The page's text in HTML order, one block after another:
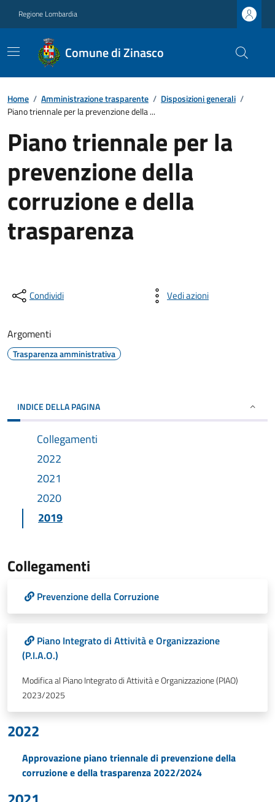
Regione Lombardia
Comune di Zinasco
Home / Amministrazione trasparente / Disposizioni generali /
Piano triennale per la prevenzione della ...
Piano triennale per la
prevenzione della
corruzione e della
trasparenza
Condividi Vedi azioni
Argomenti
Trasparenza amministrativa
INDICE DELLA PAGINA
Collegamenti
2022
2021
2020
2019
Collegamenti
Prevenzione della Corruzione
Piano Integrato di Attività e Organizzazione
(P.I.A.O.)
Modifica al Piano Integrato di Attività e Organizzazione (PIAO)
2023/2025
2022
Approvazione piano triennale di prevenzione della
corruzione e della trasparenza 2022/2024